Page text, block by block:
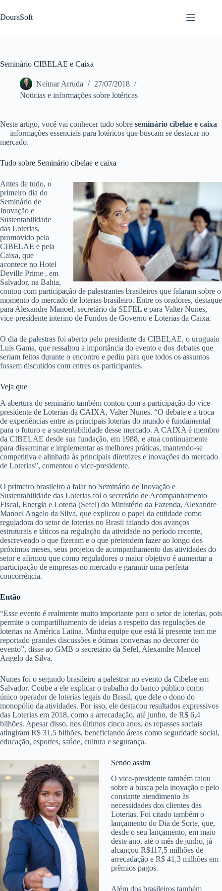
para
o
DouraSoft
Seminário CIBELAE e Caixa
Neimar Arruda
27/07/2018
Noticias e informações sobre lotéricas
Neste artigo, você vai conhecer tudo sobre seminário cibelae e caixa
— informações essenciais para lotéricos que buscam se destacar no
mercado.
Tudo sobre Seminário cibelae e caixa
Antes de tudo, o
primeiro dia do
Seminário de
Inovação e
Sustentabilidade
das Loterias,
promovido pela
CIBELAE e pela
Caixa, que
acontece no Hotel
Deville Prime , em
Salvador, na Bahia,
contou com participação de palestrantes brasileiros que falaram sobre o
momento do mercado de loterias brasileiro. Entre os oradores, destaque
para Alexandre Manoel, secretário da SEFEL e para Valter Nunes,
vice-presidente interino de Fundos de Governo e Loterias da Caixa.
O dia de palestras foi aberto pelo presidente da CIBELAE, o uruguaio
Luis Gama, que ressaltou a importância do evento e dos debates que
seriam feitos durante o encontro e pediu para que todos os assuntos
fossem discutidos com entres os participantes.
Veja que
A abertura do seminário também contou com a participação do vice-
presidente de Loterias da CAIXA, Valter Nunes. “O debate e a troca
de experiências entre as principais loterias do mundo é fundamental
para o futuro e a sustentabilidade desse mercado. A CAIXA é membro
da CIBELAE desde sua fundação, em 1988, e atua continuamente
para disseminar e implementar as melhores práticas, mantendo-se
competitiva e alinhada às principais diretrizes e inovações do mercado
de Loterias”, comentou o vice-presidente.
O primeiro brasileiro a falar no Seminário de Inovação e
Sustentabilidade das Loterias foi o secretário de Acompanhamento
Fiscal, Energia e Loteria (Sefel) do Ministério da Fazenda, Alexandre
Manoel Angelo da Silva, que explicou o papel da entidade como
reguladora do setor de loterias no Brasil falando dos avanços
estruturais e táticos na regulação da atividade no período recente,
descrevendo o que fizeram e o que pretendem fazer ao longo dos
próximos meses, seus projetos de acompanhamento das atividades do
setor e afirmou que como reguladores o maior objetivo é aumentar a
participação de empresas no mercado e garantir uma perfeita
concorrência.
Então
“Esse evento é realmente muito importante para o setor de loterias, pois
permite o compartilhamento de ideias a respeito das regulações de
loterias na América Latina. Minha equipe que está lá presente tem me
reportado grandes discussões e ótimas conversas no decorrer do
evento”, disse ao GMB o secretário da Sefel, Alexandre Manoel
Angelo da Silva.
Nunes foi o segundo brasileiro a palestrar no evento da Cibelae em
Salvador. Coube a ele explicar o trabalho do banco público como
único operador de loterias legais do Brasil, que dele o dono do
monopólio da atividades. Por isso, ele destacou resultados expressivos
das Loterias em 2018, como a arrecadação, até junho, de R$ 6,4
bilhões. Apesar disso, nos últimos cinco anos, os repasses sociais
atingiram R$ 31,5 bilhões, beneficiando áreas como seguridade social,
educação, esportes, saúde, cultura e segurança.
Sendo assim
O vice-presidente também falou
sobre a busca pela inovação e pelo
constante atendimento às
necessidades dos clientes das
Loterias. Foi citado também o
lançamento do Dia de Sorte, que,
desde o seu lançamento, em maio
deste ano, até o mês de junho, já
alcançou R$117,5 milhões de
arrecadação e R$ 41,3 milhões em
prêmios pagos.
Além dos brasileiros também